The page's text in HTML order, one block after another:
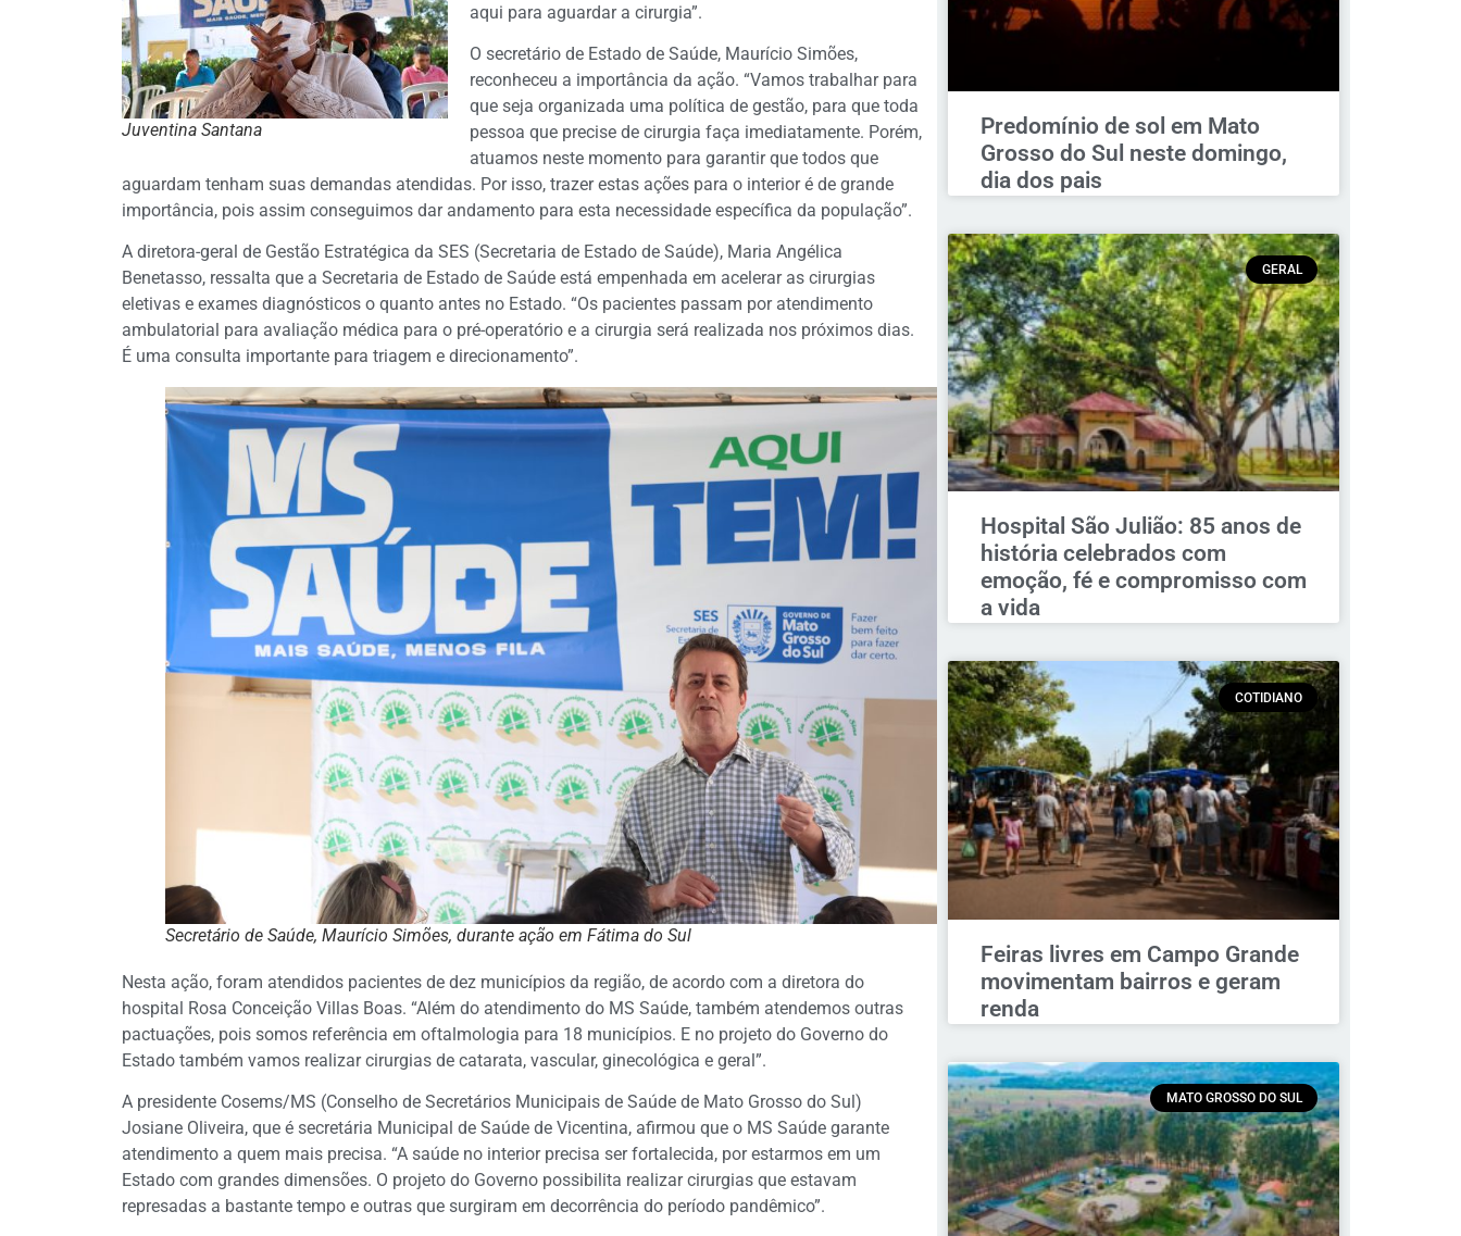
Juventina Santana
aqui para aguardar a cirurgia”.
O secretário de Estado de Saúde, Maurício Simões,
reconheceu a importância da ação. “Vamos trabalhar para
que seja organizada uma política de gestão, para que toda
pessoa que precise de cirurgia faça imediatamente. Porém,
atuamos neste momento para garantir que todos que
aguardam tenham suas demandas atendidas. Por isso, trazer estas ações para o interior é de grande
importância, pois assim conseguimos dar andamento para esta necessidade específica da população”.
A diretora-geral de Gestão Estratégica da SES (Secretaria de Estado de Saúde), Maria Angélica
Benetasso, ressalta que a Secretaria de Estado de Saúde está empenhada em acelerar as cirurgias
eletivas e exames diagnósticos o quanto antes no Estado. “Os pacientes passam por atendimento
ambulatorial para avaliação médica para o pré-operatório e a cirurgia será realizada nos próximos dias.
É uma consulta importante para triagem e direcionamento”.
Secretário de Saúde, Maurício Simões, durante ação em Fátima do Sul
Nesta ação, foram atendidos pacientes de dez municípios da região, de acordo com a diretora do
hospital Rosa Conceição Villas Boas. “Além do atendimento do MS Saúde, também atendemos outras
pactuações, pois somos referência em oftalmologia para 18 municípios. E no projeto do Governo do
Estado também vamos realizar cirurgias de catarata, vascular, ginecológica e geral”.
A presidente Cosems/MS (Conselho de Secretários Municipais de Saúde de Mato Grosso do Sul)
Josiane Oliveira, que é secretária Municipal de Saúde de Vicentina, afirmou que o MS Saúde garante
atendimento a quem mais precisa. “A saúde no interior precisa ser fortalecida, por estarmos em um
Estado com grandes dimensões. O projeto do Governo possibilita realizar cirurgias que estavam
represadas a bastante tempo e outras que surgiram em decorrência do período pandêmico”.
Predomínio de sol em Mato
Grosso do Sul neste domingo,
dia dos pais
GERAL
Hospital São Julião: 85 anos de
história celebrados com
emoção, fé e compromisso com
a vida
COTIDIANO
Feiras livres em Campo Grande
movimentam bairros e geram
renda
MATO GROSSO DO SUL